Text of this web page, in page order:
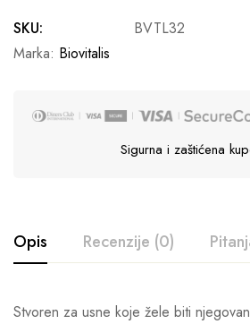
SKU:
BVTL32
Marka: Biovitalis
Sigurna i zaštićena
Opis Recenzije (0)
Stvoren za usne koje žele biti